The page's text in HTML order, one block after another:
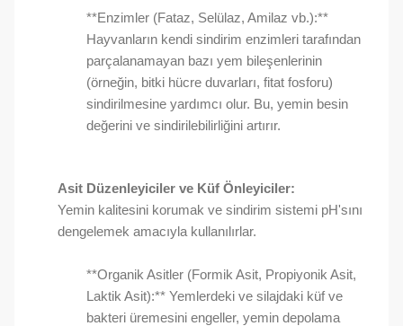
**Enzimler (Fataz, Selülaz, Amilaz vb.):**
Hayvanların kendi sindirim enzimleri tarafından
parçalanamayan bazı yem bileşenlerinin
(örneğin, bitki hücre duvarları, fitat fosforu)
sindirilmesine yardımcı olur. Bu, yemin besin
değerini ve sindirilebilirliğini artırır.
Asit Düzenleyiciler ve Küf Önleyiciler:
Yemin kalitesini korumak ve sindirim sistemi pH'sını
dengelemek amacıyla kullanılırlar.
**Organik Asitler (Formik Asit, Propiyonik Asit,
Laktik Asit):** Yemlerdeki ve silajdaki küf ve
bakteri üremesini engeller, yemin depolama